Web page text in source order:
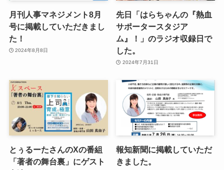
月刊人事マネジメント8月
号に掲載していただきまし
た！
2024年8月8日
先日「はらちゃんの『熱血
サポータースタジア
ム』！」のラジオ収録日で
した。
2024年7月31日
とぅるーたさんのXの番組
「著者の舞台裏」にゲスト
報知新聞に掲載していただ
きました。